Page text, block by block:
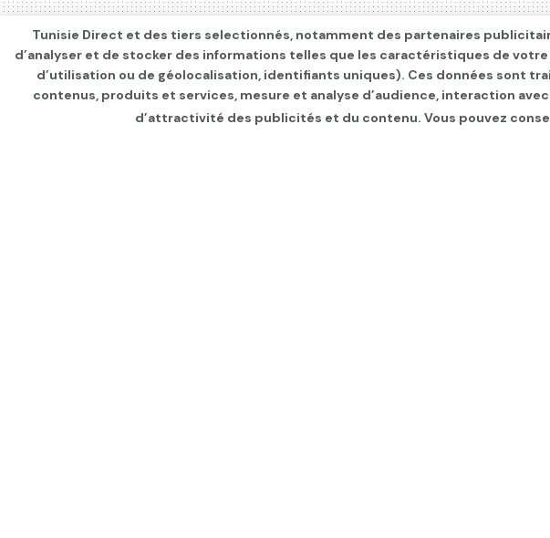
Tunisie Direct et des tiers selectionnés, notamment des partenaires
d’analyser et de stocker des informations telles que les caractéristiques de
d’utilisation ou de géolocalisation, identifiants uniques). Ces données sont
contenus, produits et services, mesure et analyse d’audience, interaction
d’attractivité des publicités et du contenu. Vous pouvez